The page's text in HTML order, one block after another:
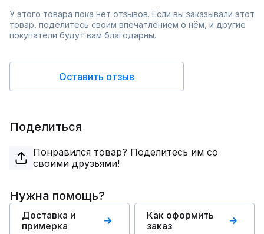
У этого товара пока нет отзывов. Если вы заказывали этот
товар, поделитесь своим впечатлением о нём, и другие
покупатели будут вам благодарны.
Оставить отзыв
Поделиться
Понравился товар? Поделитесь им со
своими друзьями!
Нужна помощь?
Доставка и
примерка
Как оформить
заказ